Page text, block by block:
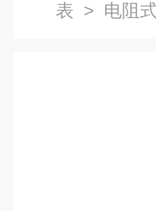
表 > 电阻